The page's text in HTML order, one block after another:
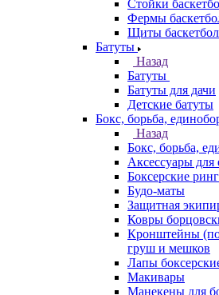
Стойки
Фермы
Щиты
Батуты
Назад
Батуты
Батуты для дачи
Детские батуты
Бокс, борьба,
Назад
Бокс, борьба,
Аксессуары для
Боксерские
Будо-маты
Защитная
Ковры
Кронштейны
груш и мешков
Лапы
Макивары
Манекены для